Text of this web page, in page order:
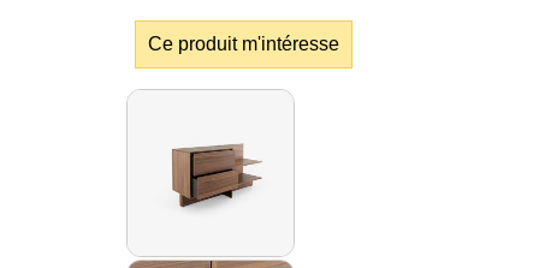
Ce produit m'intéresse